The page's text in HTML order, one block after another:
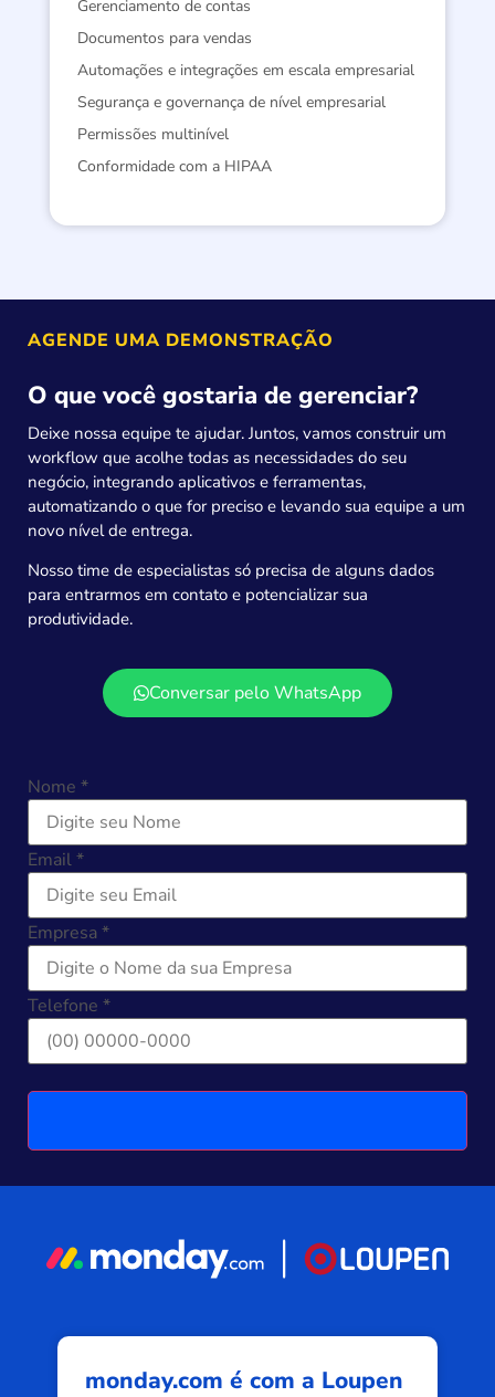
Gerenciamento de contas
Documentos para vendas
Automações e integrações em escala empresarial
Segurança e governança de nível empresarial
Permissões multinível
Conformidade com a HIPAA
AGENDE UMA DEMONSTRAÇÃO
O que você gostaria de gerenciar?
Deixe nossa equipe te ajudar. Juntos, vamos construir um
workflow que acolhe todas as necessidades do seu
negócio, integrando aplicativos e ferramentas,
automatizando o que for preciso e levando sua equipe a um
novo nível de entrega.
Nosso time de especialistas só precisa de alguns dados
para entrarmos em contato e potencializar sua
produtividade.
Conversar pelo WhatsApp
Nome *
Email *
Empresa *
Telefone *
monday.com é com a Loupen